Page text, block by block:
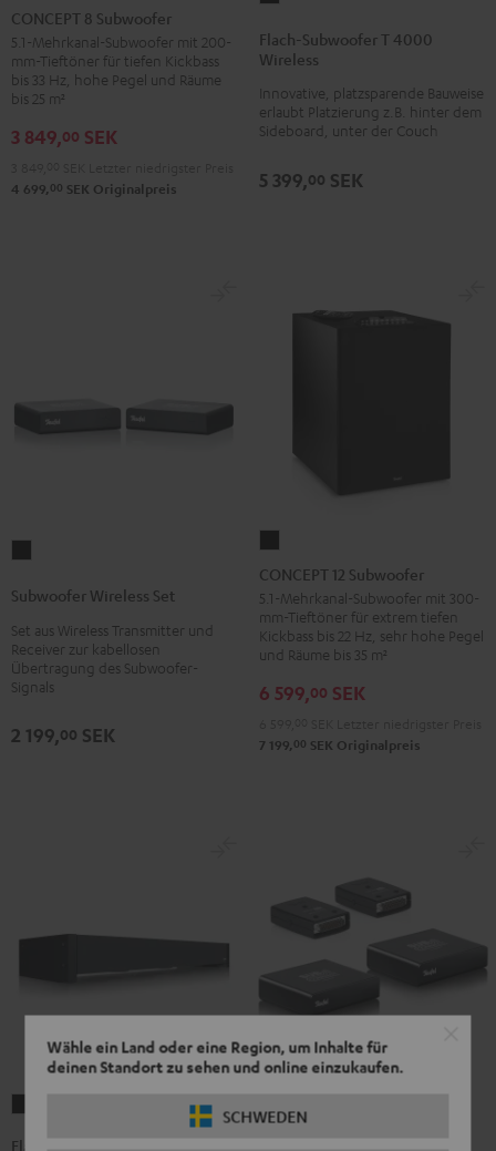
Wähle ein Land oder eine Region, um Inhalte für
deinen Standort zu sehen und online einzukaufen.
SCHWEDEN
8
Subwoofer
Schwarz
CONCEPT 8 Subwoofer
5.1-Mehrkanal-Subwoofer mit 200-
mm-Tieftöner für tiefen Kickbass
bis 33 Hz, hohe Pegel und Räume
bis 25 m²
3 849,00 SEK
4 699, 00 SEK Originalpreis
T
Wireless
Schwarz
Flach-Subwoofer T 4000
Wireless
Innovative, platzsparende Bauweise
erlaubt Platzierung z.B. hinter dem
Sideboard, unter der Couch
5 399,00 SEK
Set
Schwarz
Subwoofer Wireless Set
Set aus Wireless Transmitter und
Receiver zur kabellosen
Übertragung des Subwoofer-
Signals
2 199,00 SEK
12
Subwoofer
Schwarz
CONCEPT 12 Subwoofer
5.1-Mehrkanal-Subwoofer mit 300-
mm-Tieftöner für extrem tiefen
Kickbass bis 22 Hz, sehr hohe Pegel
und Räume bis 35 m²
6 599,00 SEK
7 199, 00 SEK Originalpreis
Flach-Subwoofer T 4000
Wireless
Subwoofer Wireless Maker